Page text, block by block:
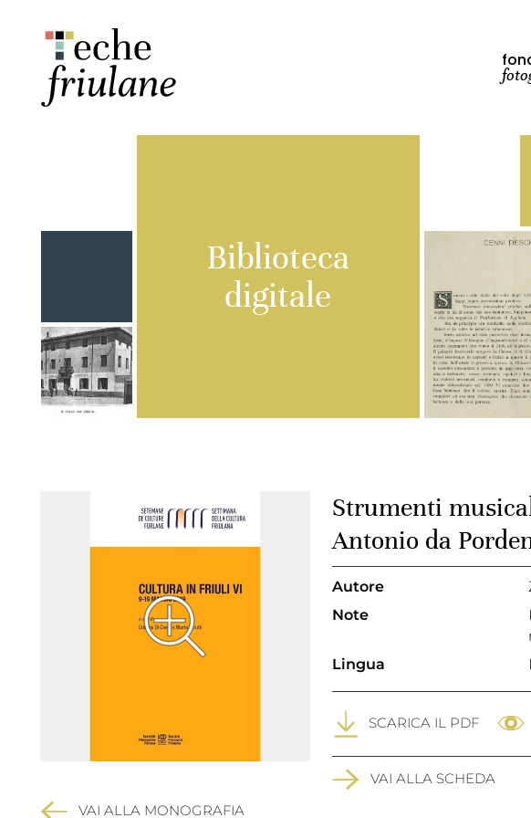
Biblioteca
digitale
VAI ALLA MONOGRAFIA
Strumenti
Antonio da
Autore
Note
Lingua
SCARICA IL PDF
VAI ALLA SCHEDA